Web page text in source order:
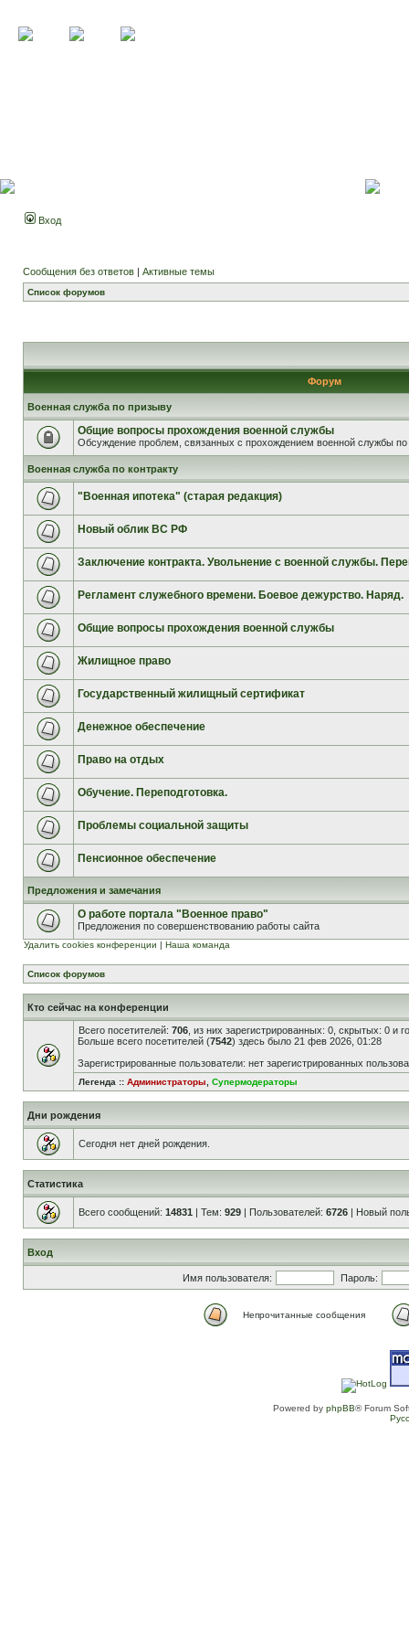
Вход
Сообщения без ответов | Активные темы
Список форумов
Форум
Военная служба по призыву
Общие вопросы прохождения военной службы
Обсуждение проблем, связанных с прохождением военной службы по
Военная служба по контракту
"Военная ипотека" (старая редакция)
Новый облик ВС РФ
Заключение контракта. Увольнение с военной службы.
Регламент служебного времени. Боевое дежурство. Наряд.
Общие вопросы прохождения военной службы
Жилищное право
Государственный жилищный сертификат
Денежное обеспечение
Право на отдых
Обучение. Переподготовка.
Проблемы социальной защиты
Пенсионное обеспечение
Предложения и замечания
О работе портала "Военное право"
Предложения по совершенствованию работы сайта
Удалить cookies конференции | Наша команда
Список форумов
Кто сейчас на конференции
Всего посетителей: 706 , из них зарегистрированных: 0, скрытых: 0 и
Больше всего посетителей (7542) здесь было 21 фев 2026, 01:28
Зарегистрированные пользователи: нет зарегистрированных
Легенда :: Администраторы Супермодераторы
Дни рождения
Сегодня нет дней рождения.
Статистика
Всего сообщений: 14831 | Тем: 929 | Пользователей: 6726 | Новый
Вход
Имя пользователя: Пароль:
Непрочитанные сообщения
Powered by phpBB® Forum